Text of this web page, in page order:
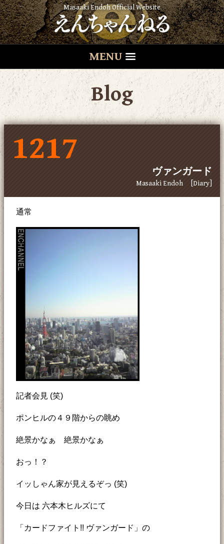
Masaaki Endoh Official Website
MENU
Blog
1217
ヴァンガード
Masaaki Endoh [Diary]
通常
記者会見 (笑)
ポンヒルの４９階からの眺め
絶景かなぁ 絶景かなぁ
おっ！？
イッしゃん家が見えるぞっ (笑)
今日は 六本木ヒルズにて
「カードファイト!! ヴァンガード」の